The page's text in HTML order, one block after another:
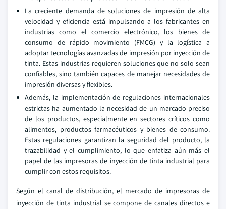
La creciente demanda de soluciones de impresión de alta
velocidad y eficiencia está impulsando a los fabricantes en
industrias como el comercio electrónico, los bienes de
consumo de rápido movimiento (FMCG) y la logística a
adoptar tecnologías avanzadas de impresión por inyección de
tinta. Estas industrias requieren soluciones que no solo sean
confiables, sino también capaces de manejar necesidades de
impresión diversas y flexibles.
Además, la implementación de regulaciones internacionales
estrictas ha aumentado la necesidad de un marcado preciso
de los productos, especialmente en sectores críticos como
alimentos, productos farmacéuticos y bienes de consumo.
Estas regulaciones garantizan la seguridad del producto, la
trazabilidad y el cumplimiento, lo que enfatiza aún más el
papel de las impresoras de inyección de tinta industrial para
cumplir con estos requisitos.
Según el canal de distribución, el mercado de impresoras de
inyección de tinta industrial se compone de canales directos e